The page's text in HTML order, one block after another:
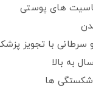
های پوستی
سرطانی با تجویز
شکستگی ها